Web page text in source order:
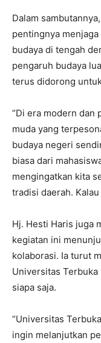
Dalam
pentingnya
budaya di tengah
pengaruh budaya
terus didorong
“Di era modern dan
muda yang
budaya negeri
biasa dari
mengingatkan kita
tradisi daerah.
Hj. Hesti Haris juga
kegiatan ini
kolaborasi. Ia turut
Universitas
siapa saja.
“Universitas
ingin melanjutkan